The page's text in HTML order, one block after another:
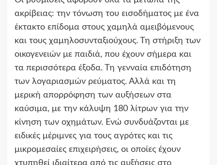
ακρίβειας: την τόνωση του εισοδήματος με ένα
έκτακτο επίδομα στους χαμηλά αμειβόμενους
και τους χαμηλοσυνταξιούχους. Τη στήριξη των
οικογενειών με παιδιά, που έχουν σήμερα και
τα περισσότερα έξοδα. Τη γενναία επιδότηση
των λογαριασμών ρεύματος. Αλλά και τη
μερική απορρόφηση των αυξήσεων στα
καύσιμα, με την κάλυψη 180 λίτρων για την
κίνηση των οχημάτων. Ενώ συνδυάζονται με
ειδικές μέριμνες για τους αγρότες και τις
μικρομεσαίες επιχειρήσεις, οι οποίες έχουν
χτυπηθεί ιδιαίτερα από τις αυξήσεις στο